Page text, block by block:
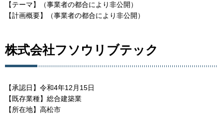
【テーマ】（事業者の都合により非公開）
【計画概要】（事業者の都合により非公開）
株式会社フソウリブテック
【承認日】令和4年12月15日
【既存業種】総合建築業
【所在地】高松市